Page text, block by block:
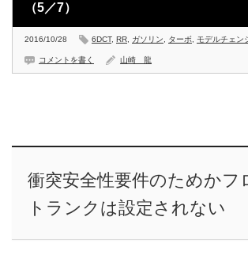
（5／7）
2016/10/28 6DCT, RR ガソリン ターボ モデルチェン
コメントを書く 山崎 龍
衝突安全性要件のためかフ
トランクは設定されない